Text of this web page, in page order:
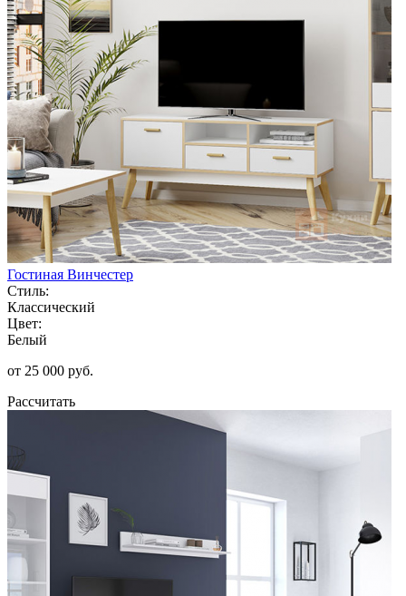
Гостиная Винчестер
Стиль:
Классический
Цвет:
Белый
от 25 000 руб.
Рассчитать